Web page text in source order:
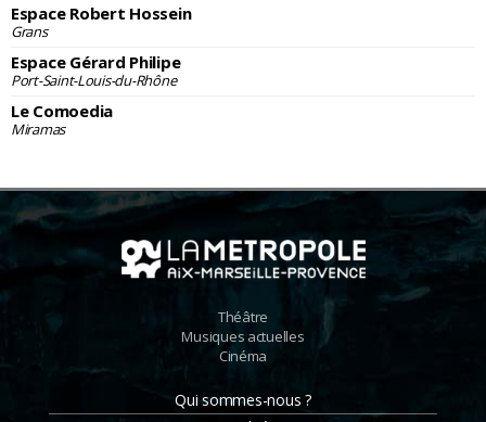
Espace Robert Hossein
Grans
Espace Gérard Philipe
Port-Saint-Louis-du-Rhône
Le Comoedia
Miramas
Théâtre
Musiques actuelles
Cinéma
Qui sommes-nous ?